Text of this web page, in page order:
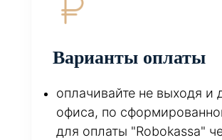
Варианты оплаты
оплачивайте не выходя и
офиса, по
для оплаты "Robokassa"